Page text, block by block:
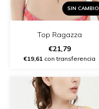
SIN CAMBIO
Top Ragazza
€21,79
€19,61 con transferencia